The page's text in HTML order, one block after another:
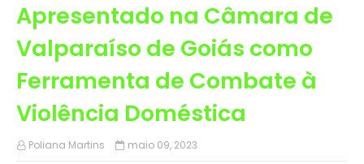
Apresentado na Câmara de
Valparaíso de Goiás como
Ferramenta de Combate à
Violência Doméstica
Poliana Martins maio 09, 2023